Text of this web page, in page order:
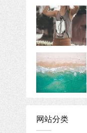
网站分类